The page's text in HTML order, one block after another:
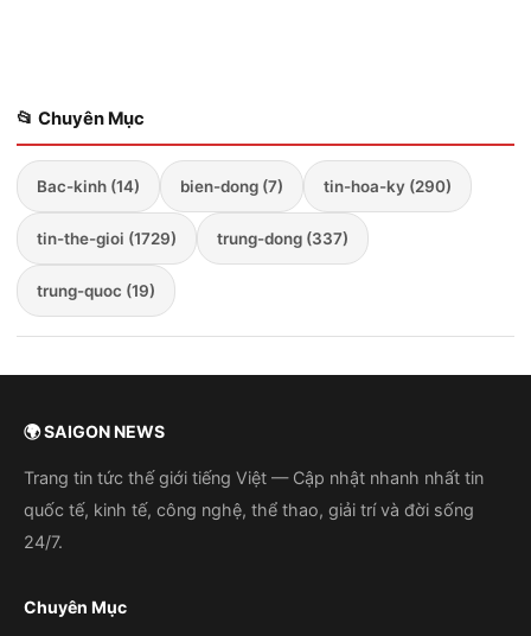
📂 Chuyên Mục
Bac-kinh (14) bien-dong (7) tin-hoa-ky (290)
tin-the-gioi (1729) trung-dong (337)
trung-quoc (19)
🌍 SAIGON NEWS
Trang tin tức thế giới tiếng Việt — Cập nhật nhanh nhất tin
quốc tế, kinh tế, công nghệ, thể thao, giải trí và đời sống
24/7.
Chuyên Mục